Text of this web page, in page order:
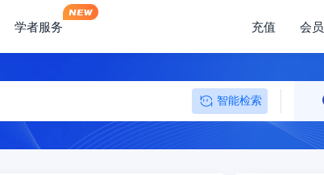
学者服务 充值 会员
智能检索